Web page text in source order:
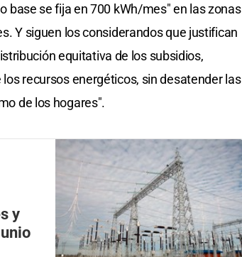
base se fija en 700 kWh/mes" en las zonas
Y siguen los considerandos que justifican
equitativa de los subsidios,
recursos energéticos, sin desatender las
de los hogares".
y